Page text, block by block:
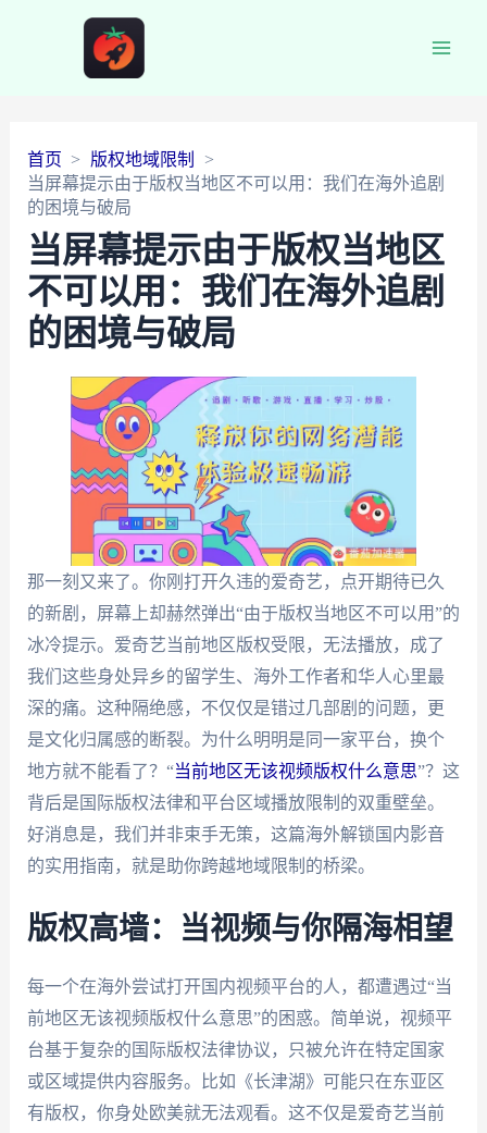
首页
版权地域限制
当屏幕提示由于版权当地区不可以用：我们在海外追剧
的困境与破局
当屏幕提示由于版权当地区
不可以用：我们在海外追剧
的困境与破局
那一刻又来了。你刚打开久违的爱奇艺，点开期待已久
的新剧，屏幕上却赫然弹出“由于版权当地区不可以用”的
冰冷提示。爱奇艺当前地区版权受限，无法播放，成了
我们这些身处异乡的留学生、海外工作者和华人心里最
深的痛。这种隔绝感，不仅仅是错过几部剧的问题，更
是文化归属感的断裂。为什么明明是同一家平台，换个
地方就不能看了？“当前地区无该视频版权什么意思”？这
背后是国际版权法律和平台区域播放限制的双重壁垒。
好消息是，我们并非束手无策，这篇海外解锁国内影音
的实用指南，就是助你跨越地域限制的桥梁。
版权高墙：当视频与你隔海相望
每一个在海外尝试打开国内视频平台的人，都遭遇过“当
前地区无该视频版权什么意思”的困惑。简单说，视频平
台基于复杂的国际版权法律协议，只被允许在特定国家
或区域提供内容服务。比如《长津湖》可能只在东亚区
有版权，你身处欧美就无法观看。这不仅是爱奇艺当前